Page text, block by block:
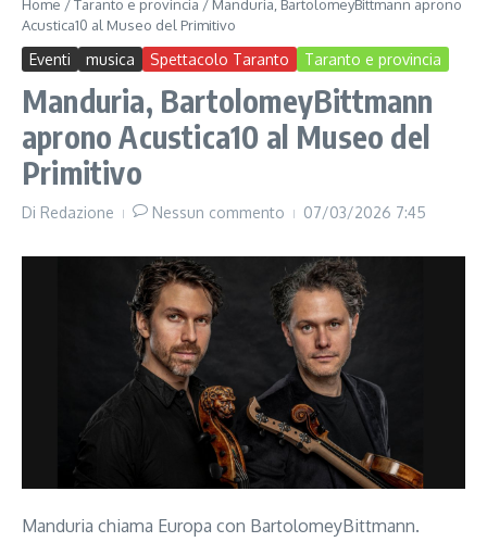
Home /Taranto e provincia / Manduria, BartolomeyBittmann aprono
Acustica10 al Museo del Primitivo
Eventi musica Spettacolo Taranto Taranto e provincia
Manduria, BartolomeyBittmann
aprono Acustica10 al Museo del
Primitivo
Di Redazione Nessun commento 07/03/2026 7:45
Manduria chiama Europa con BartolomeyBittmann.